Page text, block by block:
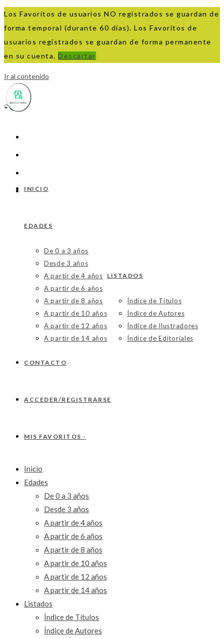
Los Favoritos de usuarios NO registrados se guardan de
forma temporal (durante 60 días). Los Favoritos de
usuarios registrados se guardan de forma permanente
en su cuenta. Descartar
Ir al contenido
INICIO
EDADES
De 0 a 3 años
Desde 3 años
A partir de 4 años
A partir de 6 años
A partir de 8 años
A partir de 10 años
A partir de 12 años
A partir de 14 años
LISTADOS
Índice de Títulos
Índice de Autores
Índice de Ilustradores
Índice de Editoriales
CONTACTO
ACCEDER/REGISTRARSE
MIS FAVORITOS -
Inicio
Edades
De 0 a 3 años
Desde 3 años
A partir de 4 años
A partir de 6 años
A partir de 8 años
A partir de 10 años
A partir de 12 años
A partir de 14 años
Listados
Índice de Títulos
Índice de Autores